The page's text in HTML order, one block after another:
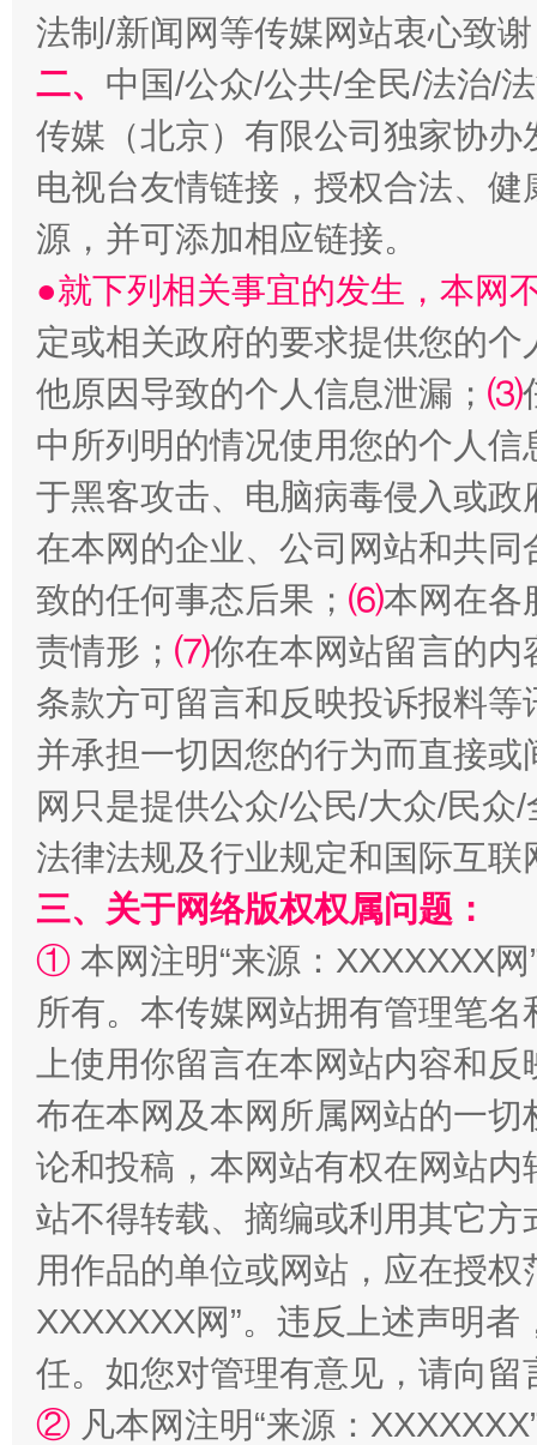
阿坝州三大球赛在茂县开幕 规模
国家大学科技园优化重塑工作
扯下公款旅游的“隐身衣” 如何以
法制/新闻网等传媒网站衷心致
二、 中国/公众/公共/全民/法治/
传媒（北京）有限公司独家协
电视台友情链接，授权合法、
源，并可添加相应链接。
●就下列相关事宜的发生，本网
定或相关政府的要求提供您的个
他原因导致的个人信息泄漏； ⑶
中所列明的情况使用您的个人
于黑客攻击、电脑病毒侵入或
在本网的企业、公司网站和共
致的任何事态后果； ⑹本网在各
责情形； ⑺你在本网站留言的内
条款方可留言和反映投诉报料
并承担一切因您的行为而直接
网只是提供公众/公民/大众/民
法律法规及行业规定和国际互
三、关于网络版权权属问题：
① 本网注明“来源：XXXXXXX
所有。本传媒网站拥有管理笔
上使用你留言在本网站内容和
布在本网及本网所属网站的一
论和投稿，本网站有权在网站
站不得转载、摘编或利用其它
用作品的单位或网站，应在授
XXXXXXX网”。违反上述声明
任。如您对管理有意见，请向
② 凡本网注明“来源：